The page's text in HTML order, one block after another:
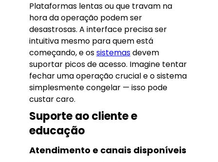
Plataformas lentas ou que travam na
hora da operação podem ser
desastrosas. A interface precisa ser
intuitiva mesmo para quem está
começando, e ossistemasdevem
suportar picos de acesso. Imagine tentar
fechar uma operação crucial e o sistema
simplesmente congelar — isso pode
custar caro.
Suporte ao cliente e
educação
Atendimento e canais disponíveis